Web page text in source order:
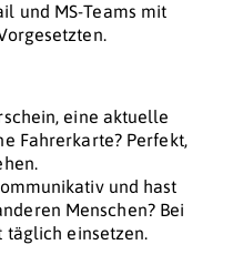
und MS-Teams mit
eine aktuelle
Fahrerkarte? Perfekt,
und hast
Menschen? Bei
täglich einsetzen.